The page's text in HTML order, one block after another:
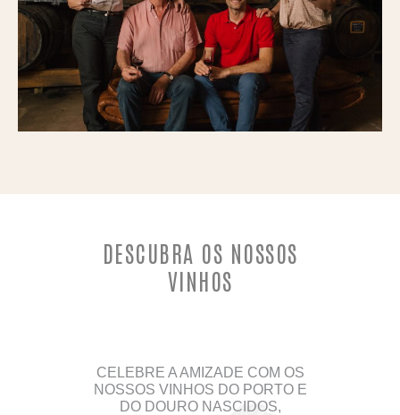
DESCUBRA OS NOSSOS
VINHOS
CELEBRE A AMIZADE COM OS
NOSSOS VINHOS DO PORTO E
DO DOURO NASCIDOS,